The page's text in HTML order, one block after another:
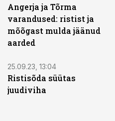
Angerja ja Tõrma
varandused: ristist ja
mõõgast mulda jäänud
aarded
25.09.23, 13:04
Ristisõda süütas
juudiviha